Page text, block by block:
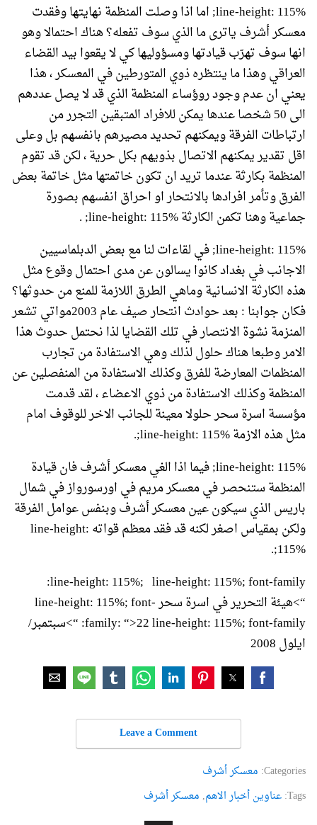
line-height: 115%; اما اذا وصلت المنظمة نهايتها وفقدت
معسكر أشرف ياترى ما الذي سوف تفعله؟ هناك احتمالا وهو
انها سوف تهرّب قيادتها ومسؤوليها كي لا يقعوا بيد القضاء
العراقي وهذا ما ينتظره ذوي المتورطين في المعسكر ، هذا
يعني ان عدم وجود روؤساء المنظمة الذي قد لا يصل عددهم
الى 50 شخصا عندها يمكن للافراد المتبقين التجرر من
ارتباطات الفرقة ويمكنهم تحديد مصيرهم بانفسهم بل وعلى
اقل تقدير يمكنهم الاتصال بذويهم بكل حرية ، لكن قد تقوم
المنظمة بكارثة عندما تريد ان تكون خاتمتها مثل خاتمة بعض
الفرق وتأمر افرادها بالانتحار او احراق انفسهم بصورة
جماعية وهنا تكمن الكارثة line-height: 115%; .
line-height: 115%; في لقاءات لنا مع بعض الدبلماسيين
الاجانب في بغداد كانوا يسالون عن مدى احتمال وقوع مثل
هذه الكارثة الانسانية وماهي الطرق اللازمة للمنع من حدوثها؟
فكان جوابنا : بعد حوادث انتحار صيف عام 2003مواتي تشعر
المنزمة نشوة الانتصار في تلك القضايا لذا نحتمل حدوث هذا
الامر وطبعا هناك حلول لذلك وهي الاستفادة من تجارب
المنظمات المعارضة للفرق وكذلك الاستفادة من المنفصلين عن
المنظمة وكذلك الاستفادة من ذوي الاعضاء ، لقد قدمت
مؤسسة اسرة سحر حلولا معينة للجانب الاخر للوقوف امام
مثل هذه الازمة line-height: 115%;.
line-height: 115%; فيما اذا الغي معسكر أشرف فان قيادة
المنظمة ستنحصر في معسكر مريم في اورسورواز في شمال
باريس الذي سيكون عين معسكر أشرف وبنفس عوامل الفرقة
ولكن بمقياس اصغر لكنه قد فقد معظم قواته line-height:
115%;.
line-height: 115%; line-height: 115%; font-family:
“>هيئة التحرير في اسرة سحر line-height: 115%; font-
family: “>22 line-height: 115%; font-family: “>سبتمبر/
ايلول 2008
Leave a Comment
Categories: معسكر أشرف
Tags: عناوین أخبار الاهم,معسکر أشرف